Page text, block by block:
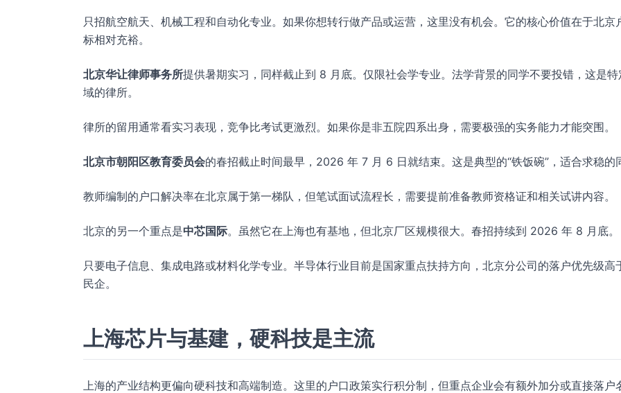
只招航空航天、机械工程和自动化专业。如果你想转行做产品或运营，这里没有机会。它的核心价值在于北京
标相对充裕。
北京华让律师事务所提供暑期实习，同样截止到 8 月底。仅限社会学专业。法学背景的同学不要投错，这是特
域的律所。
律所的留用通常看实习表现，竞争比考试更激烈。如果你是非五院四系出身，需要极强的实务能力才能突围。
北京市朝阳区教育委员会的春招截止时间最早，2026 年 7 月 6 日就结束。这是典型的“铁饭碗”，适合求稳的
教师编制的户口解决率在北京属于第一梯队，但笔试面试流程长，需要提前准备教师资格证和相关试讲内容。
北京的另一个重点是中芯国际。虽然它在上海也有基地，但北京厂区规模很大。春招持续到 2026 年 8 月底。
只要电子信息、集成电路或材料化学专业。半导体行业目前是国家重点扶持方向，北京分公司的落户优先级高
民企。
上海芯片与基建，硬科技是主流
上海的产业结构更偏向硬科技和高端制造。这里的户口政策实行积分制，但重点企业会有额外加分或直接落户